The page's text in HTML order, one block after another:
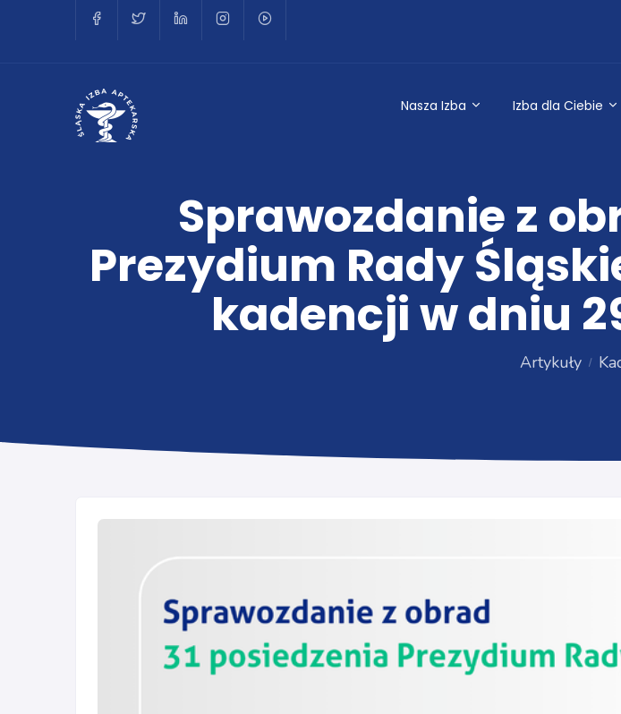
Nasza Izba Izba dla Ciebie
Sprawozdanie z
Prezydium Rady
kadencji w dniu
Artykuły